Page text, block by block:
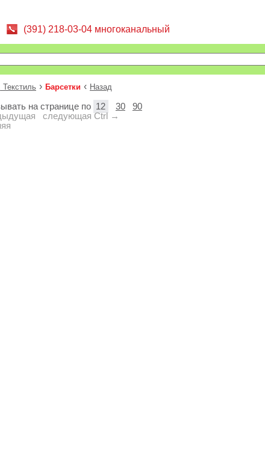
(391) 218-03-04 многоканальный
Текстиль › Барсетки ‹ Назад
на странице по 12 30 90
следующая Ctrl →